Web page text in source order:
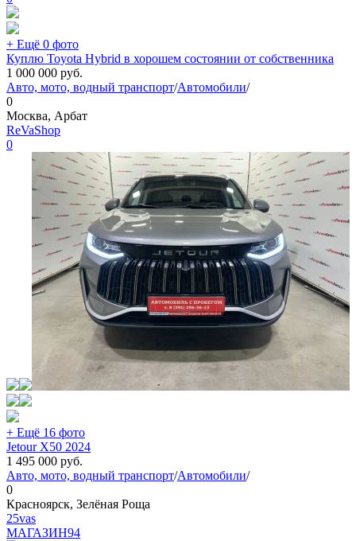
+ Ещё 0 фото
Куплю Toyota Hybrid в хорошем состоянии от собственника
1 000 000 руб.
Авто, мото, водный транспорт/Автомобили/
0
Москва, Арбат
ReVaShop
0
+ Ещё 16 фото
Jetour X50 2024
1 495 000 руб.
Авто, мото, водный транспорт/Автомобили/
0
Красноярск, Зелёная Роща
25vas
МАГАЗИН94